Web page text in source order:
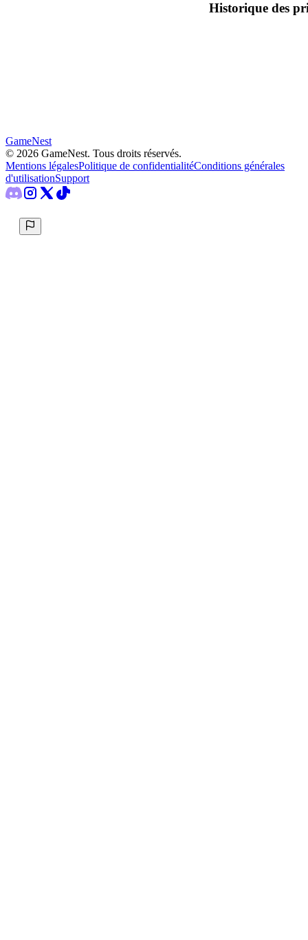
Historique des
GameNest
© 2026 GameNest. Tous droits réservés.
Mentions légalesPolitique de confidentialitéConditions générales
d'utilisationSupport